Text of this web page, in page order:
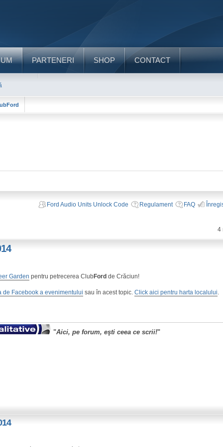
PARTENERI SHOP CONTACT
Ford Audio Units Unlock Code Regulament FAQ
4
Garden pentru petrecerea ClubFord de Crăciun!
de Facebook a evenimentului sau în acest topic.Click aici pentru harta localului.
"Aici, pe forum, eşti ceea ce scrii!"